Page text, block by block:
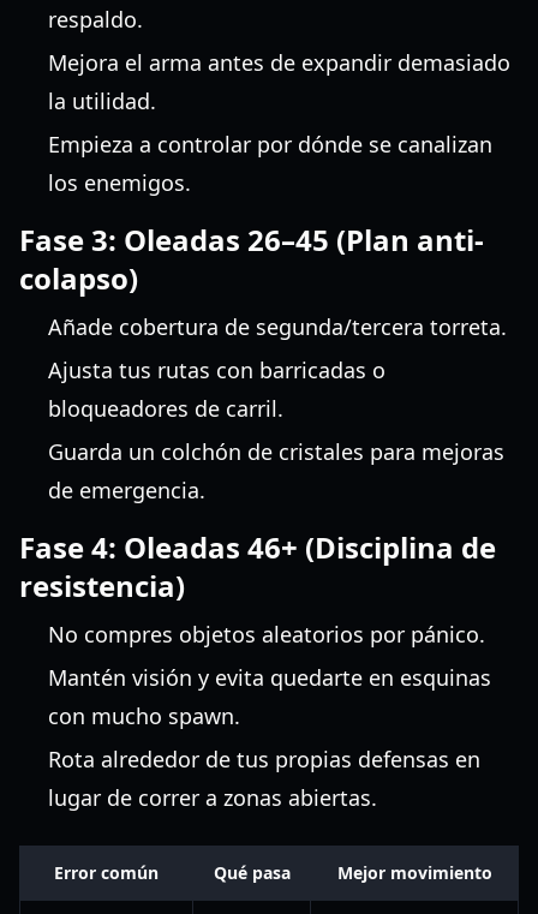
respaldo.
Mejora el arma antes de expandir demasiado
la utilidad.
Empieza a controlar por dónde se canalizan
los enemigos.
Fase 3: Oleadas 26–45 (Plan anti-
colapso)
Añade cobertura de segunda/tercera torreta.
Ajusta tus rutas con barricadas o
bloqueadores de carril.
Guarda un colchón de cristales para mejoras
de emergencia.
Fase 4: Oleadas 46+ (Disciplina de
resistencia)
No compres objetos aleatorios por pánico.
Mantén visión y evita quedarte en esquinas
con mucho spawn.
Rota alrededor de tus propias defensas en
lugar de correr a zonas abiertas.
Error común Qué pasa Mejor movimiento